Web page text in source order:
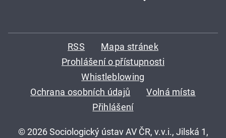
RSS
Mapa stránek
Prohlášení o přístupnosti
Whistleblowing
Ochrana osobních údajů
Volná místa
Přihlášení
© 2026 Sociologický ústav AV ČR, v.v.i., Jilská 1,